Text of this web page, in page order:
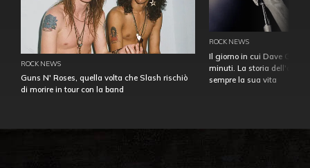
ROCK NEWS
Guns N' Roses, quella volta che Slash rischiò
di morire in tour con la band
ROCK NEWS
Il giorno in cui Dave
minuti. La storia
sempre la sua vita